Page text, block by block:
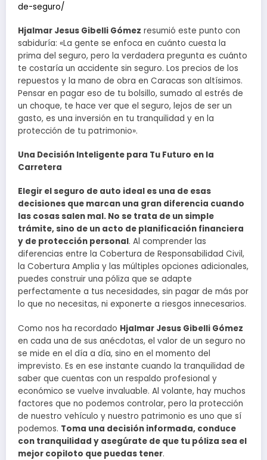
de-seguro/
Hjalmar Jesus Gibelli Gómez resumió este punto con
sabiduría: «La gente se enfoca en cuánto cuesta la
prima del seguro, pero la verdadera pregunta es cuánto
te costaría un accidente sin seguro. Los precios de los
repuestos y la mano de obra en Caracas son altísimos.
Pensar en pagar eso de tu bolsillo, sumado al estrés de
un choque, te hace ver que el seguro, lejos de ser un
gasto, es una inversión en tu tranquilidad y en la
protección de tu patrimonio».
Una Decisión Inteligente para Tu Futuro en la
Carretera
Elegir el seguro de auto ideal es una de esas
decisiones que marcan una gran diferencia cuando
las cosas salen mal. No se trata de un simple
trámite, sino de un acto de planificación financiera
y de protección personal. Al comprender las
diferencias entre la Cobertura de Responsabilidad Civil,
la Cobertura Amplia y las múltiples opciones adicionales,
puedes construir una póliza que se adapte
perfectamente a tus necesidades, sin pagar de más por
lo que no necesitas, ni exponerte a riesgos innecesarios.
Como nos ha recordado Hjalmar Jesus Gibelli Gómez
en cada una de sus anécdotas, el valor de un seguro no
se mide en el día a día, sino en el momento del
imprevisto. Es en ese instante cuando la tranquilidad de
saber que cuentas con un respaldo profesional y
económico se vuelve invaluable. Al volante, hay muchos
factores que no podemos controlar, pero la protección
de nuestro vehículo y nuestro patrimonio es uno que sí
podemos. Toma una decisión informada, conduce
con tranquilidad y asegúrate de que tu póliza sea el
mejor copiloto que puedas tener.